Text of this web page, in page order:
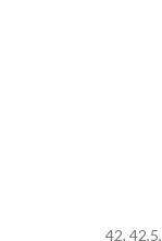
42, 42,5,